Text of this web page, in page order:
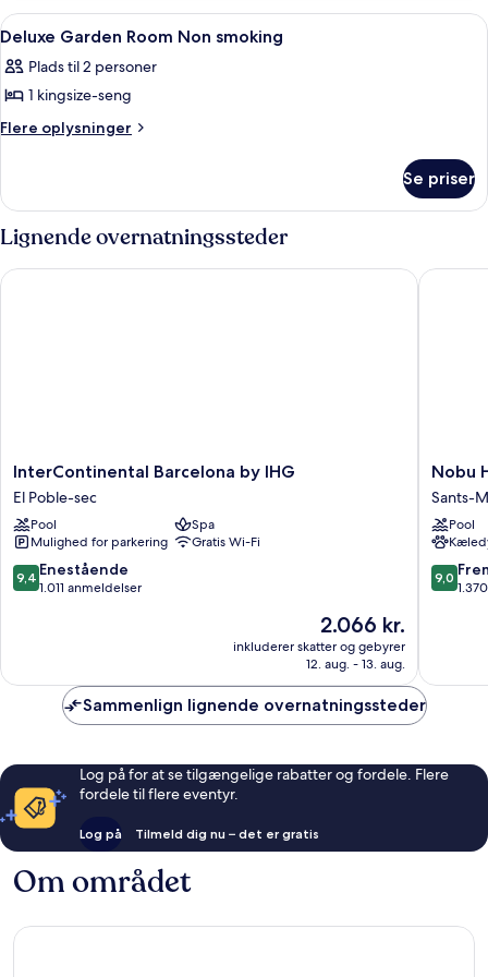
Indlæs
alle
billeder
af
Deluxe
Non
smoking
Premium-sengetøj, dundyner,
5
Deluxe Garden Room Non smoking
Plads til 2 personer
1 kingsize-seng
Flere oplysninger
Flere
Garden
Non
Se priser
Lignende overnatningssteder
InterContinental
Barcelona
by
IHG
El
Poble-
sec
InterContinental Barcelona by IHG
El Poble-sec
Pool
Spa
Mulighed for parkering
Gratis Wi-Fi
9.4
ud
anmeldelser
9,4 Enestående
1.011 anmeldelser
Prisen
er
2.066 kr.
2.066 kr.
inkluderer skatter og gebyrer
12. aug. - 13. aug.
InterContinental Barcelona by IHG
Nobu
Hotel
Sants-
Nobu
Sants-
Pool
9.0
ud
9,0
Nobu
Sammenlign lignende overnatningssteder
Log på for at se tilgængelige rabatter og fordele. Flere
fordele til flere eventyr.
Log på Tilmeld dig nu – det er gratis
Om området